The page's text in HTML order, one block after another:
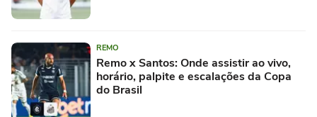
REMO
Remo x Santos: Onde assistir ao vivo,
horário, palpite e escalações da Copa
do Brasil